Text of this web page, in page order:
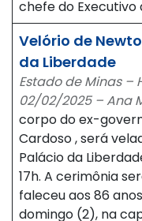
chefe do Executivo
Velório de
da Liberdade
Estado de Minas –
02/02/2025 – Ana
corpo do ex-
Cardoso , será
Palácio da
17h. A cerimônia
faleceu aos 86
domingo (2), na